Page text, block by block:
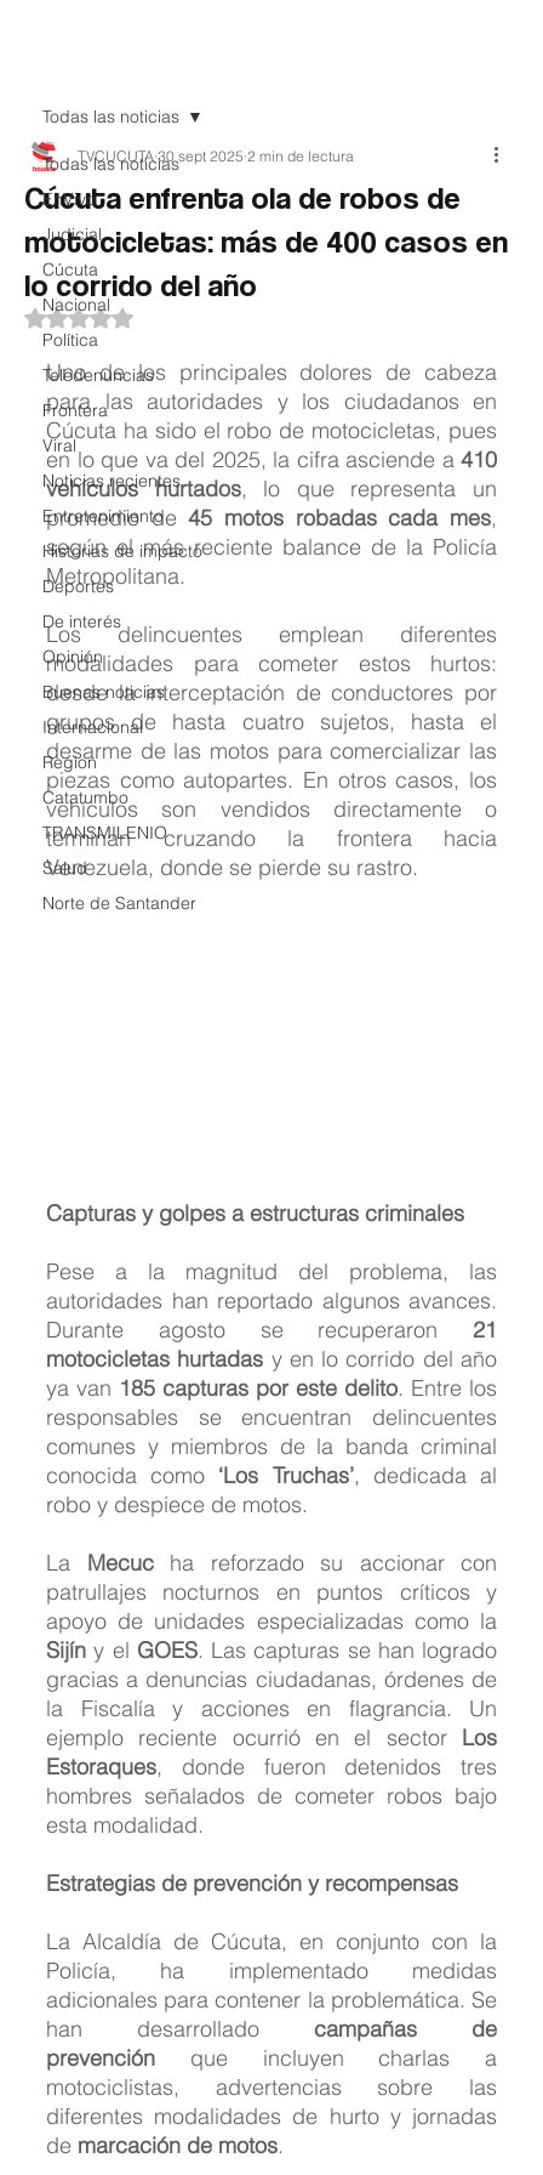
Todas las noticias
EnVivo
Judicial
Cúcuta
Nacional
Política
Teledenuncias
Frontera
Viral
Noticias recientes
Entretenimiento
Historias de impacto
Deportes
De interés
Opinión
Buenas noticias
Internacional
Region
Catatumbo
TRANSMILENIO
Salud
Norte de Santander
Todas las noticias
Cúcuta enfrenta ola de robos de
motocicletas: más de 400 casos en
lo corrido del año
TVCUCUTA 30 sept 2025 2 min de lectura
Obtuvo NaN de 5 estrellas.
Uno de los principales dolores de cabeza
para las autoridades y los ciudadanos en
Cúcuta ha sido el robo de motocicletas, pues
en lo que va del 2025, la cifra asciende a 410
vehículos hurtados, lo que representa un
promedio de 45 motos robadas cada mes,
según el más reciente balance de la Policía
Metropolitana.
Los delincuentes emplean diferentes
modalidades para cometer estos hurtos:
desde la interceptación de conductores por
grupos de hasta cuatro sujetos, hasta el
desarme de las motos para comercializar las
piezas como autopartes. En otros casos, los
vehículos son vendidos directamente o
terminan cruzando la frontera hacia
Venezuela, donde se pierde su rastro.
Capturas y golpes a estructuras criminales
Pese a la magnitud del problema, las
autoridades han reportado algunos avances.
Durante agosto se recuperaron 21
motocicletas hurtadas y en lo corrido del año
ya van 185 capturas por este delito. Entre los
responsables se encuentran delincuentes
comunes y miembros de la banda criminal
conocida como ‘Los Truchas’, dedicada al
robo y despiece de motos.
La Mecuc ha reforzado su accionar con
patrullajes nocturnos en puntos críticos y
Sijín y el GOES. Las capturas se han logrado
gracias a denuncias ciudadanas, órdenes de
la Fiscalía y acciones en flagrancia. Un
ejemplo reciente ocurrió en el sector Los
Estoraques, donde fueron detenidos tres
hombres señalados de cometer robos bajo
esta modalidad.
Estrategias de prevención y recompensas
La Alcaldía de Cúcuta, en conjunto con la
Policía, ha implementado medidas
adicionales para contener la problemática. Se
han desarrollado campañas de
prevención que incluyen charlas a
motociclistas, advertencias sobre las
diferentes modalidades de hurto y jornadas
de marcación de motos.